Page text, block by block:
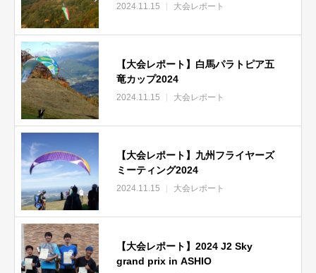
2024.11.15 大会レポート
【大会レポート】白馬パラトピア五
竜カップ2024
2024.11.15 大会レポート
【大会レポート】九州フライヤーズ
ミーティング2024
2024.11.15 大会レポート
【大会レポート】2024 J2 Sky
grand prix in ASHIO